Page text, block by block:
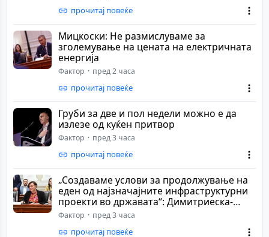
прочитај повеќе
Мицкоски: Не размислуваме за
зголемување на цената на електричната
енергија
Фактор пред 2 часа
прочитај повеќе
Груби за две и пол недели можно е да
излезе од куќен притвор
Фактор пред 3 часа
прочитај повеќе
„Создаваме услови за продолжување на
еден од најзначајните инфраструктурни
проекти во државата“: Димитриеска-
Кочоска ...
Фактор пред 3 часа
прочитај повеќе